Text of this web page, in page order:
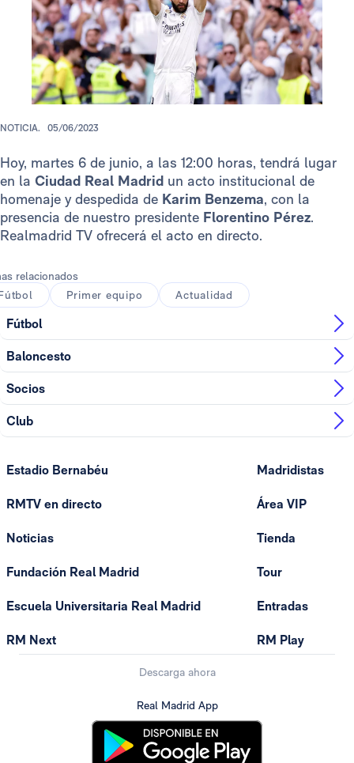
NOTICIA. 05/06/2023
Hoy, martes 6 de junio, a las 12:00 horas, tendrá lugar
en la Ciudad Real Madrid un acto institucional de
homenaje y despedida de Karim Benzema, con la
presencia de nuestro presidente Florentino Pérez.
Realmadrid TV ofrecerá el acto en directo.
relacionados
Primer equipo Actualidad
Fútbol
Baloncesto
Socios
Club
Estadio Bernabéu
RMTV en directo
Noticias
Fundación Real Madrid
Escuela Universitaria Real Madrid
RM Next
Madridistas
Área VIP
Tienda
Tour
Entradas
RM Play
Descarga ahora
Real Madrid App